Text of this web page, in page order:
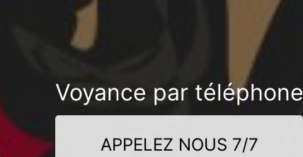
Voyance par téléphone
APPELEZ NOUS 7/7